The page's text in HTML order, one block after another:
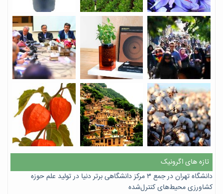
تازه های اگرونیک
دانشگاه تهران در جمع ۳ مرکز دانشگاهی برتر دنیا در تولید علم حوزه
کشاورزی محیط‌های کنترل‌شده